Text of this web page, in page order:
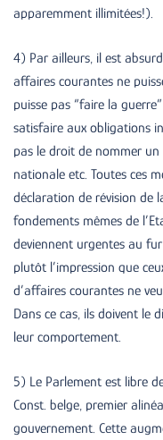
apparemment illimitées!).
4) Par ailleurs, il est
affaires courantes ne
puisse pas “faire la
satisfaire aux obligations
pas le droit de nommer
nationale etc. Toutes ces
déclaration de révision de
fondements mêmes de
deviennent urgentes au
plutôt l’impression que
d’affaires courantes ne
Dans ce cas, ils doivent le
leur comportement.
5) Le Parlement est libre
Const. belge, premier
gouvernement. Cette